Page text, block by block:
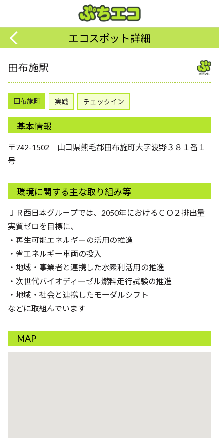
エコスポット詳細
田布施駅
田布施町 実践 チェックイン
基本情報
〒742-1502 山口県熊毛郡田布施町大字波野３８１番１
号
環境に関する主な取り組み等
ＪＲ西日本グループでは、2050年におけるＣＯ２排出量
実質ゼロを目標に、
・再生可能エネルギーの活用の推進
・省エネルギー車両の投入
・地域・事業者と連携した水素利活用の推進
・次世代バイオディーゼル燃料走行試験の推進
・地域・社会と連携したモーダルシフト
などに取組んでいます
MAP